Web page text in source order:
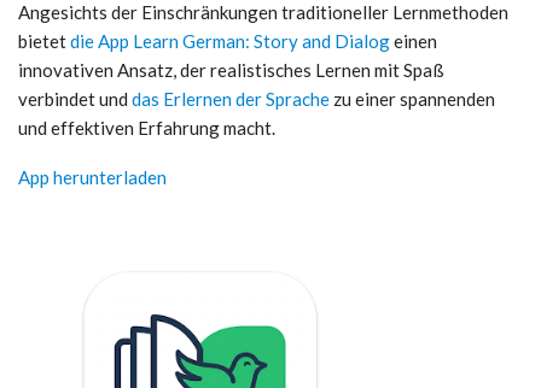
Angesichts der Einschränkungen traditioneller Lernmethoden
bietetdie App Learn German: Story and Dialogeinen
innovativen Ansatz, der realistisches Lernen mit Spaß
verbindet und das Erlernen der Sprache zu einer spannenden
und effektiven Erfahrung macht.
App herunterladen